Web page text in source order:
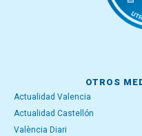
OTROS
Actualidad Valencia
Actualidad Castellón
València Diari